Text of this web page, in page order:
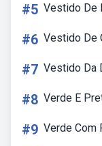
#5 Vestido De
#6 Vestido De
#7 Vestido Da
#8 Verde E
#9 Verde Com